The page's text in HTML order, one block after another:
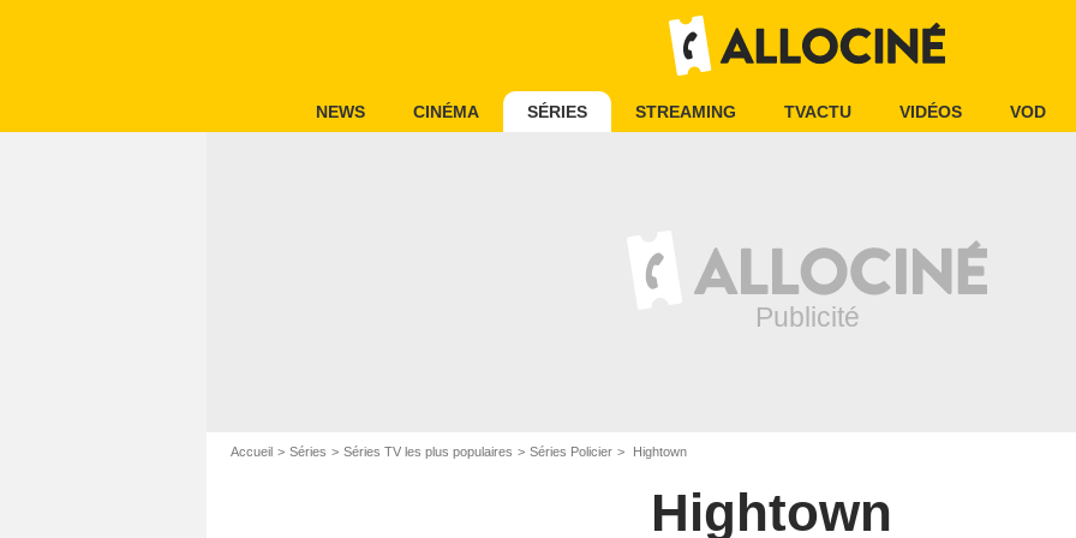
NEWS CINÉMA SÉRIES STREAMING TVACTU VIDÉOS VOD
Accueil Séries Séries TV les plus populaires Séries Policier Hightown
Hightown